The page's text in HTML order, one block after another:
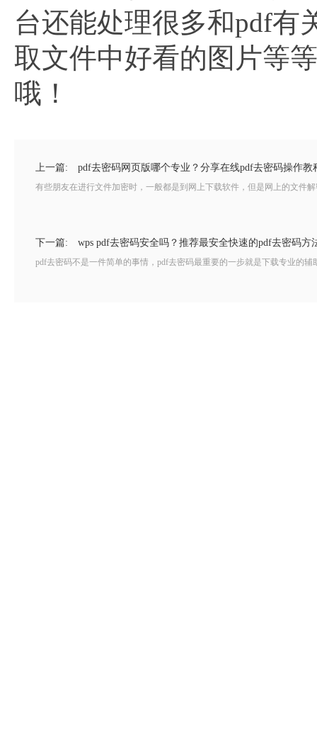
台还能处理很多和pdf有
取文件中好看的图片等
哦！
上一篇: pdf去密码网页版哪个专业？分享在线pdf去密码操作教
有些朋友在进行文件加密时，一般都是到网上下载软件，但是网上的文件
下一篇: wps pdf去密码安全吗？推荐最安全快速的pdf去密码方
pdf去密码不是一件简单的事情，pdf去密码最重要的一步就是下载专业的